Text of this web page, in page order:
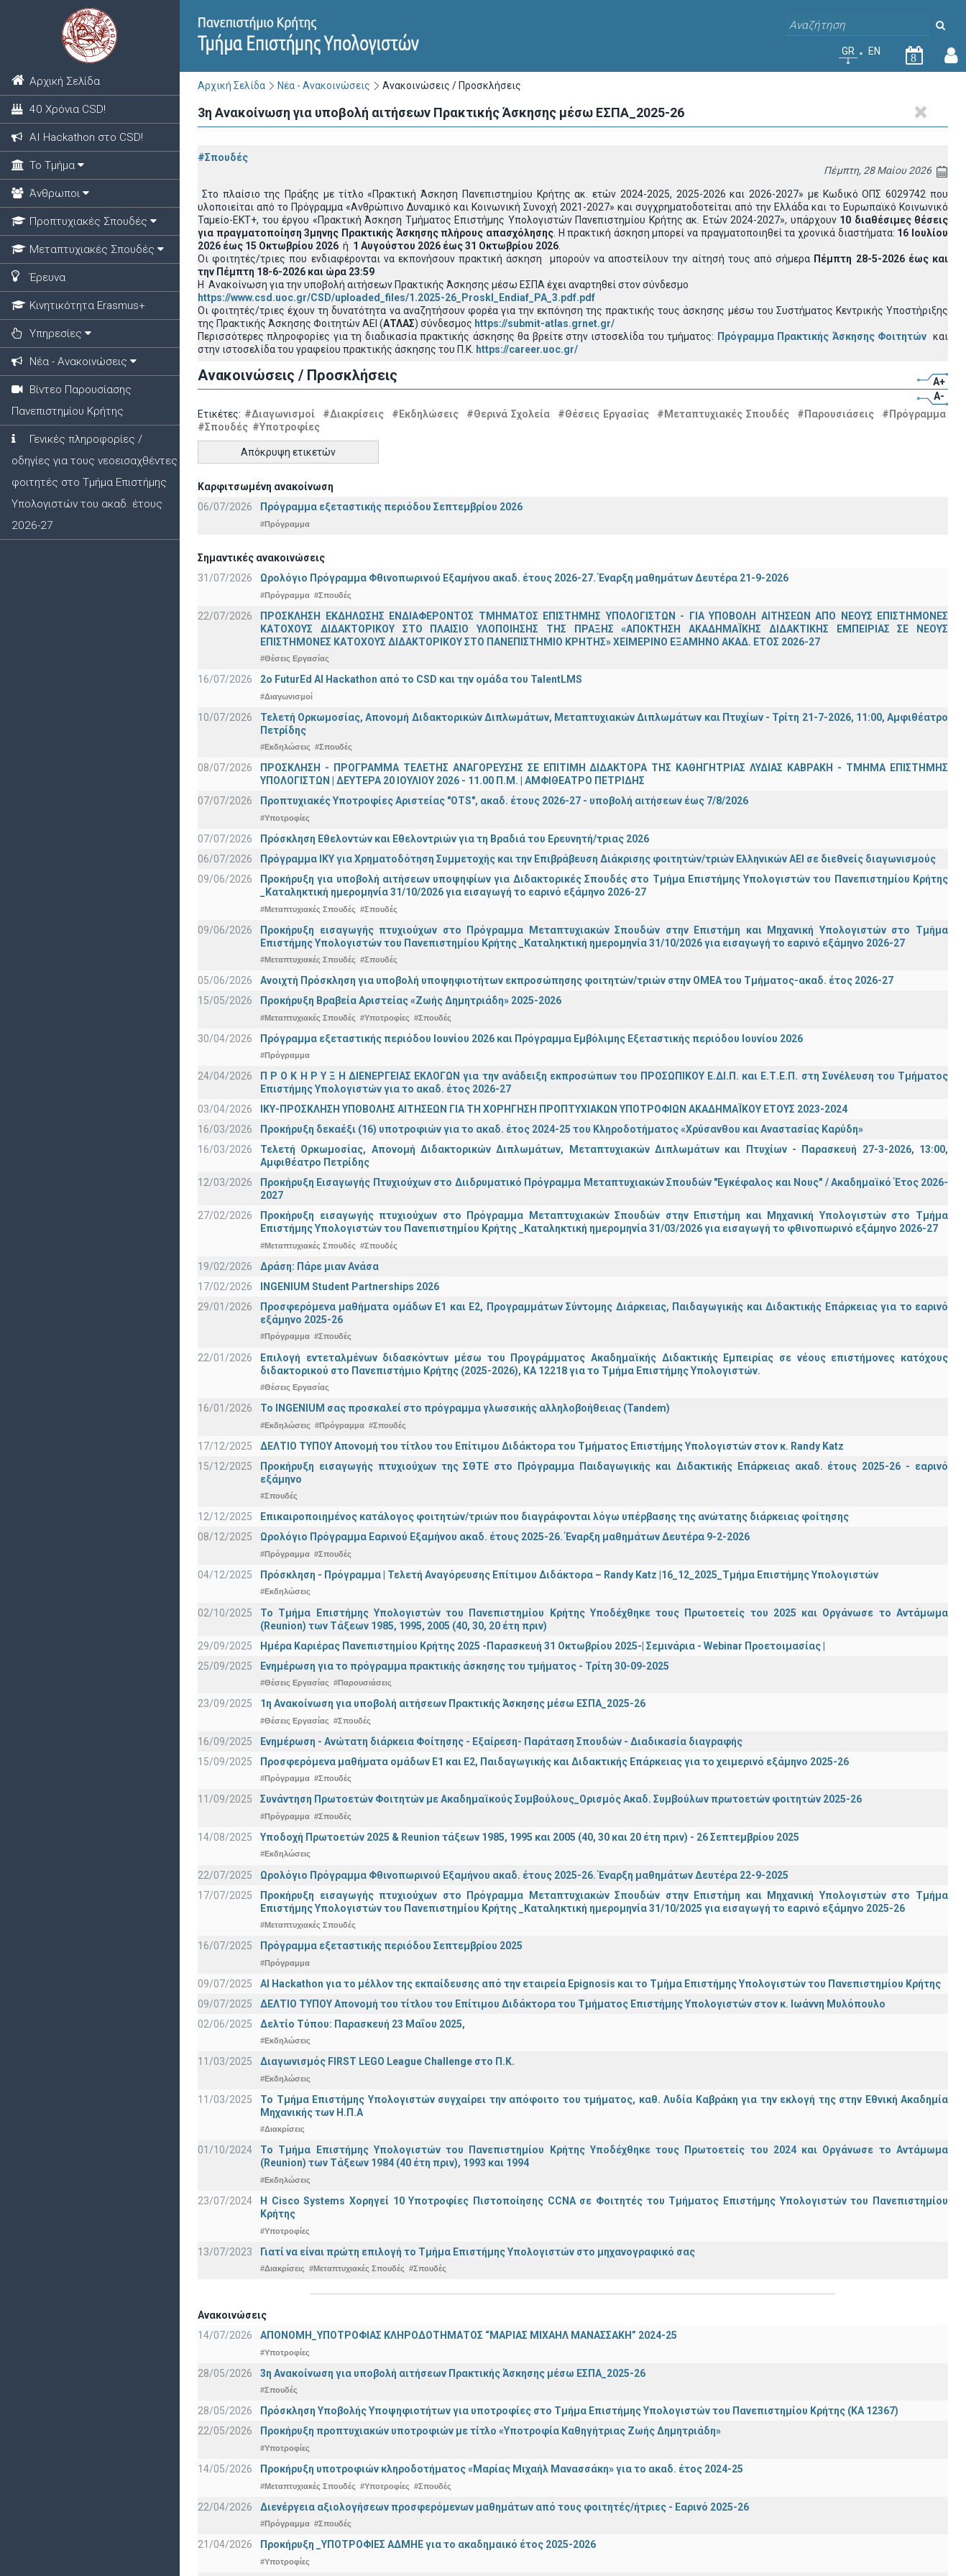
Αρχική Σελίδα
40 Χρόνια CSD!
ΑΙ Hackathon στο CSD!
Το Τμήμα
Άνθρωποι
Προπτυχιακές Σπουδές
Μεταπτυχιακές Σπουδές
Έρευνα
Κινητικότητα Erasmus+
Υπηρεσίες
Νέα - Ανακοινώσεις
Βίντεο Παρουσίασης
Πανεπιστημίου Κρήτης
Γενικές πληροφορίες /
οδηγίες για τους νεοεισαχθέντες
φοιτητές στο Τμήμα Επιστήμης
Υπολογιστών του ακαδ. έτους
2026-27
GR EN
8
Αρχική Σελίδα Νέα - Ανακοινώσεις Ανακοινώσεις / Προσκλήσεις
3η Ανακοίνωση για υποβολή αιτήσεων Πρακτικής Άσκησης μέσω ΕΣΠΑ_2025-26
#Σπουδές
Πέμπτη, 28 Μαίου 2026
Στο πλαίσιο της Πράξης με τίτλο «Πρακτική Άσκηση Πανεπιστημίου Κρήτης ακ. ετών 2024-2025, 2025-2026 και 2026-2027» με Κωδικό ΟΠΣ 6029742 που
υλοποιείται από το Πρόγραμμα «Ανθρώπινο Δυναμικό και Κοινωνική Συνοχή 2021-2027» και συγχρηματοδοτείται από την Ελλάδα και το Ευρωπαϊκό Κοινωνικό
Ταμείο-ΕΚΤ+, του έργου «Πρακτική Άσκηση Τμήματος Επιστήμης Υπολογιστών Πανεπιστημίου Κρήτης ακ. Ετών 2024-2027», υπάρχουν 10 διαθέσιμες θέσεις
για πραγματοποίηση 3μηνης Πρακτικής Άσκησης πλήρους απασχόλησης. Η πρακτική άσκηση μπορεί να πραγματοποιηθεί τα χρονικά διαστήματα: 16 Ιουλίου
2026 έως 15 Οκτωβρίου 2026 ή 1 Αυγούστου 2026 έως 31 Οκτωβρίου 2026
Οι φοιτητές/τριες που ενδιαφέρονται να εκπονήσουν πρακτική άσκηση μπορούν να αποστείλουν την αίτησή τους από σήμερα Πέμπτη 28-5-2026 έως και
την Πέμπτη 18-6-2026 και ώρα 23:59
Η Ανακοίνωση για την υποβολή αιτήσεων Πρακτικής Άσκησης μέσω ΕΣΠΑ έχει αναρτηθεί στον σύνδεσμο
https://www.csd.uoc.gr/CSD/uploaded_files/1.2025-26_Proskl_Endiaf_PA_3.pdf.pdf
Οι φοιτητές/τριες έχουν τη δυνατότητα να αναζητήσουν φορέα για την εκπόνηση της πρακτικής τους άσκησης μέσω του Συστήματος Κεντρικής Υποστήριξης
της Πρακτικής Άσκησης Φοιτητών ΑΕΙ (ΑΤΛΑΣ) σύνδεσμος https://submit-atlas.grnet.gr/
Περισσότερες πληροφορίες για τη διαδικασία πρακτικής άσκησης θα βρείτε στην ιστοσελίδα του τμήματος: Πρόγραμμα Πρακτικής Άσκησης Φοιτητών και
στην ιστοσελίδα του γραφείου πρακτικής άσκησης του Π.Κ. https://career.uoc.gr/
Ανακοινώσεις / Προσκλήσεις
A+
A-
Ετικέτες: #Διαγωνισμοί #Διακρίσεις #Εκδηλώσεις #Θερινά Σχολεία #Θέσεις Εργασίας #Μεταπτυχιακές Σπουδές #Παρουσιάσεις
#Πρόγραμμα
#Σπουδές #Υποτροφίες
Απόκρυψη ετικετών
Καρφιτσωμένη ανακοίνωση
06/07/2026
Πρόγραμμα εξεταστικής περιόδου Σεπτεμβρίου 2026
#Πρόγραμμα
Σημαντικές ανακοινώσεις
31/07/2026
Ωρολόγιο Πρόγραμμα Φθινοπωρινού Εξαμήνου ακαδ. έτους 2026-27. Έναρξη μαθημάτων Δευτέρα 21-9-2026
#Πρόγραμμα #Σπουδές
22/07/2026
ΠΡΟΣΚΛΗΣΗ ΕΚΔΗΛΩΣΗΣ ΕΝΔΙΑΦΕΡΟΝΤΟΣ ΤΜΗΜΑΤΟΣ ΕΠΙΣΤΗΜΗΣ ΥΠΟΛΟΓΙΣΤΩΝ - ΓΙΑ ΥΠΟΒΟΛΗ ΑΙΤΗΣΕΩΝ ΑΠΟ ΝΕΟΥΣ ΕΠΙΣΤΗΜΟΝΕΣ
ΚΑΤΟΧΟΥΣ ΔΙΔΑΚΤΟΡΙΚΟΥ ΣΤΟ ΠΛΑΙΣΙΟ ΥΛΟΠΟΙΗΣΗΣ ΤΗΣ ΠΡΑΞΗΣ «ΑΠΟΚΤΗΣΗ ΑΚΑΔΗΜΑΪΚΗΣ ΔΙΔΑΚΤΙΚΗΣ ΕΜΠΕΙΡΙΑΣ ΣΕ ΝΕΟΥΣ
ΕΠΙΣΤΗΜΟΝΕΣ ΚΑΤΟΧΟΥΣ ΔΙΔΑΚΤΟΡΙΚΟΥ ΣΤΟ ΠΑΝΕΠΙΣΤΗΜΙΟ ΚΡΗΤΗΣ» ΧΕΙΜΕΡΙΝΟ ΕΞΑΜΗΝΟ ΑΚΑΔ. ΕΤΟΣ 2026-27
#Θέσεις Εργασίας
16/07/2026 2o FuturEd AI Hackathon από το CSD και την ομάδα του TalentLMS
#Διαγωνισμοί
10/07/2026
Τελετή Ορκωμοσίας, Απονομή Διδακτορικών Διπλωμάτων, Μεταπτυχιακών Διπλωμάτων και Πτυχίων - Τρίτη 21-7-2026, 11:00, Αμφιθέατρο
Πετρίδης
#Εκδηλώσεις #Σπουδές
08/07/2026
ΠΡΟΣΚΛΗΣΗ - ΠΡΟΓΡΑΜΜΑ ΤΕΛΕΤΗΣ ΑΝΑΓΟΡΕΥΣΗΣ ΣΕ ΕΠΙΤΙΜΗ ΔΙΔΑΚΤΟΡΑ ΤΗΣ ΚΑΘΗΓΗΤΡΙΑΣ ΛΥΔΙΑΣ ΚΑΒΡΑΚΗ - ΤΜΗΜΑ ΕΠΙΣΤΗΜΗΣ
ΥΠΟΛΟΓΙΣΤΩΝ | ΔΕΥΤΕΡΑ 20 ΙΟΥΛΙΟΥ 2026 - 11.00 Π.Μ. | ΑΜΦΙΘΕΑΤΡΟ ΠΕΤΡΙΔΗΣ
07/07/2026
Προπτυχιακές Υποτροφίες Αριστείας "OTS", ακαδ. έτους 2026-27 - υποβολή αιτήσεων έως 7/8/2026
#Υποτροφίες
07/07/2026
Πρόσκληση Εθελοντών και Εθελοντριών για τη Βραδιά του Ερευνητή/τριας 2026
06/07/2026
Πρόγραμμα ΙΚΥ για Χρηματοδότηση Συμμετοχής και την Επιβράβευση Διάκρισης φοιτητών/τριών Ελληνικών ΑΕΙ σε διεθνείς διαγωνισμούς
09/06/2026
Προκήρυξη για υποβολή αιτήσεων υποψηφίων για Διδακτορικές Σπουδές στο Τμήμα Eπιστήμης Υπολογιστών του Πανεπιστημίου Κρήτης
_Καταληκτική ημερομηνία 31/10/2026 για εισαγωγή το εαρινό εξάμηνο 2026-27
#Μεταπτυχιακές Σπουδές #Σπουδές
09/06/2026
Προκήρυξη εισαγωγής πτυχιούχων στo Πρόγραμμα Μεταπτυχιακών Σπουδών στην Επιστήμη και Μηχανική Υπολογιστών στο Τμήμα
Eπιστήμης Υπολογιστών του Πανεπιστημίου Κρήτης _Καταληκτική ημερομηνία 31/10/2026 για εισαγωγή το εαρινό εξάμηνο 2026-27
#Μεταπτυχιακές Σπουδές #Σπουδές
05/06/2026
Ανοιχτή Πρόσκληση για υποβολή υποψηφιοτήτων εκπροσώπησης φοιτητών/τριών στην ΟΜΕΑ του Τμήματος-ακαδ. έτος 2026-27
15/05/2026
Προκήρυξη Βραβεία Αριστείας «Ζωής Δημητριάδη» 2025-2026
#Μεταπτυχιακές Σπουδές #Υποτροφίες #Σπουδές
30/04/2026 Πρόγραμμα εξεταστικής περιόδου Ιουνίου 2026 και Πρόγραμμα Εμβόλιμης Εξεταστικής περιόδου Ιουνίου 2026
#Πρόγραμμα
24/04/2026
Π Ρ Ο Κ Η Ρ Υ Ξ Η ΔΙΕΝΕΡΓΕΙΑΣ ΕΚΛΟΓΩΝ για την ανάδειξη εκπροσώπων του ΠΡΟΣΩΠΙΚΟΥ Ε.ΔΙ.Π. και Ε.Τ.Ε.Π. στη Συνέλευση του Τμήματος
Επιστήμης Υπολογιστών για το ακαδ. έτος 2026-27
03/04/2026
ΙΚΥ-ΠΡΟΣΚΛΗΣΗ ΥΠΟΒΟΛΗΣ ΑΙΤΗΣΕΩΝ ΓΙΑ ΤΗ ΧΟΡΗΓΗΣΗ ΠΡΟΠΤΥΧΙΑΚΩΝ ΥΠΟΤΡΟΦΙΩΝ ΑΚΑΔΗΜΑΪΚΟΥ ΕΤΟΥΣ 2023-2024
16/03/2026
Προκήρυξη δεκαέξι (16) υποτροφιών για το ακαδ. έτος 2024-25 του Κληροδοτήματος «Χρύσανθου και Αναστασίας Καρύδη»
16/03/2026
Τελετή Ορκωμοσίας, Απονομή Διδακτορικών Διπλωμάτων, Μεταπτυχιακών Διπλωμάτων και Πτυχίων - Παρασκευή 27-3-2026, 13:00,
Αμφιθέατρο Πετρίδης
12/03/2026
Προκήρυξη Εισαγωγής Πτυχιούχων στο Διιδρυματικό Πρόγραμμα Μεταπτυχιακών Σπουδών "Εγκέφαλος και Νους" / Ακαδημαϊκό Έτος 2026-
2027
27/02/2026
Προκήρυξη εισαγωγής πτυχιούχων στo Πρόγραμμα Μεταπτυχιακών Σπουδών στην Επιστήμη και Μηχανική Υπολογιστών στο Τμήμα
Eπιστήμης Υπολογιστών του Πανεπιστημίου Κρήτης _Καταληκτική ημερομηνία 31/03/2026 για εισαγωγή το φθινοπωρινό εξάμηνο 2026-27
#Μεταπτυχιακές Σπουδές #Σπουδές
19/02/2026
Δράση: Πάρε μιαν Ανάσα
17/02/2026
INGENIUM Student Partnerships 2026
29/01/2026
Προσφερόμενα μαθήματα ομάδων Ε1 και Ε2, Προγραμμάτων Σύντομης Διάρκειας, Παιδαγωγικής και Διδακτικής Επάρκειας για το εαρινό
εξάμηνο 2025-26
#Πρόγραμμα #Σπουδές
22/01/2026
Επιλογή εντεταλμένων διδασκόντων μέσω του Προγράμματος Ακαδημαϊκής Διδακτικής Εμπειρίας σε νέους επιστήμονες κατόχους
διδακτορικού στο Πανεπιστήμιο Κρήτης (2025-2026), ΚΑ 12218 για το Τμήμα Επιστήμης Υπολογιστών.
#Θέσεις Εργασίας
16/01/2026 Το INGENIUM σας προσκαλεί στο πρόγραμμα γλωσσικής αλληλοβοήθειας (Tandem)
#Εκδηλώσεις #Πρόγραμμα #Σπουδές
17/12/2025
ΔΕΛΤΙΟ ΤΥΠΟΥ Απονομή του τίτλου του Επίτιμου Διδάκτορα του Τμήματος Επιστήμης Υπολογιστών στον κ. Randy Katz
15/12/2025
Προκήρυξη εισαγωγής πτυχιούχων της ΣΘΤΕ στο Πρόγραμμα Παιδαγωγικής και Διδακτικής Επάρκειας ακαδ. έτους 2025-26 - εαρινό
εξάμηνο
#Σπουδές
12/12/2025
Επικαιροποιημένος κατάλογος φοιτητών/τριών που διαγράφονται λόγω υπέρβασης της ανώτατης διάρκειας φοίτησης
08/12/2025
Ωρολόγιο Πρόγραμμα Εαρινού Εξαμήνου ακαδ. έτους 2025-26. Έναρξη μαθημάτων Δευτέρα 9-2-2026
#Πρόγραμμα #Σπουδές
04/12/2025 Πρόσκληση - Πρόγραμμα | Τελετή Αναγόρευσης Επίτιμου Διδάκτορα – Randy Katz |16_12_2025_Τμήμα Επιστήμης Υπολογιστών
#Εκδηλώσεις
02/10/2025
Το Τμήμα Επιστήμης Υπολογιστών του Πανεπιστημίου Κρήτης Υποδέχθηκε τους Πρωτοετείς του 2025 και Οργάνωσε το Αντάμωμα
(Reunion) των Τάξεων 1985, 1995, 2005 (40, 30, 20 έτη πριν)
29/09/2025
Ημέρα Καριέρας Πανεπιστημίου Κρήτης 2025 -Παρασκευή 31 Οκτωβρίου 2025-| Σεμινάρια - Webinar Προετοιμασίας |
25/09/2025
Ενημέρωση για το πρόγραμμα πρακτικής άσκησης του τμήματος - Τρίτη 30-09-2025
#Θέσεις Εργασίας #Παρουσιάσεις
23/09/2025 1η Ανακοίνωση για υποβολή αιτήσεων Πρακτικής Άσκησης μέσω ΕΣΠΑ_2025-26
#Θέσεις Εργασίας #Σπουδές
16/09/2025
Ενημέρωση - Ανώτατη διάρκεια Φοίτησης - Εξαίρεση- Παράταση Σπουδών - Διαδικασία διαγραφής
15/09/2025
Προσφερόμενα μαθήματα ομάδων Ε1 και Ε2, Παιδαγωγικής και Διδακτικής Επάρκειας για το χειμερινό εξάμηνο 2025-26
#Πρόγραμμα #Σπουδές
11/09/2025 Συνάντηση Πρωτοετών Φοιτητών με Ακαδημαϊκούς Συμβούλους_Ορισμός Ακαδ. Συμβούλων πρωτοετών φοιτητών 2025-26
#Πρόγραμμα #Σπουδές
14/08/2025 Υποδοχή Πρωτοετών 2025 & Reunion τάξεων 1985, 1995 και 2005 (40, 30 και 20 έτη πριν) - 26 Σεπτεμβρίου 2025
#Εκδηλώσεις
22/07/2025
Ωρολόγιο Πρόγραμμα Φθινοπωρινού Εξαμήνου ακαδ. έτους 2025-26. Έναρξη μαθημάτων Δευτέρα 22-9-2025
17/07/2025
Προκήρυξη εισαγωγής πτυχιούχων στo Πρόγραμμα Μεταπτυχιακών Σπουδών στην Επιστήμη και Μηχανική Υπολογιστών στο Τμήμα
Eπιστήμης Υπολογιστών του Πανεπιστημίου Κρήτης _Καταληκτική ημερομηνία 31/10/2025 για εισαγωγή το εαρινό εξάμηνο 2025-26
#Μεταπτυχιακές Σπουδές
16/07/2025 Πρόγραμμα εξεταστικής περιόδου Σεπτεμβρίου 2025
#Πρόγραμμα
09/07/2025
AI Hackathon για το μέλλον της εκπαίδευσης από την εταιρεία Epignosis και το Τμήμα Επιστήμης Υπολογιστών του Πανεπιστημίου Κρήτης
09/07/2025
ΔΕΛΤΙΟ ΤΥΠΟΥ Απονομή του τίτλου του Επίτιμου Διδάκτορα του Τμήματος Επιστήμης Υπολογιστών στον κ. Ιωάννη Μυλόπουλο
02/06/2025
Δελτίο Τύπου: Παρασκευή 23 Μαΐου 2025,
#Εκδηλώσεις
11/03/2025 Διαγωνισμός FIRST LEGO League Challenge στο Π.Κ.
#Εκδηλώσεις
11/03/2025
Το Τμήμα Επιστήμης Υπολογιστών συγχαίρει την απόφοιτο του τμήματος, καθ. Λυδία Καβράκη για την εκλογή της στην Εθνική Ακαδημία
Μηχανικής των Η.Π.Α
#Διακρίσεις
01/10/2024
Το Τμήμα Επιστήμης Υπολογιστών του Πανεπιστημίου Κρήτης Υποδέχθηκε τους Πρωτοετείς του 2024 και Οργάνωσε το Αντάμωμα
(Reunion) των Τάξεων 1984 (40 έτη πριν), 1993 και 1994
#Εκδηλώσεις
23/07/2024
Η Cisco Systems Χορηγεί 10 Υποτροφίες Πιστοποίησης CCNA σε Φοιτητές του Τμήματος Επιστήμης Υπολογιστών του Πανεπιστημίου
Κρήτης
#Υποτροφίες
13/07/2023 Γιατί να είναι πρώτη επιλογή το Τμήμα Επιστήμης Υπολογιστών στο μηχανογραφικό σας
#Διακρίσεις #Μεταπτυχιακές Σπουδές #Σπουδές
Ανακοινώσεις
14/07/2026
ΑΠΟΝΟΜΗ_ΥΠΟΤΡΟΦΙΑΣ ΚΛΗΡΟΔΟΤΗΜΑΤΟΣ “ΜΑΡΙΑΣ ΜΙΧΑΗΛ ΜΑΝΑΣΣΑΚΗ” 2024-25
#Υποτροφίες
28/05/2026 3η Ανακοίνωση για υποβολή αιτήσεων Πρακτικής Άσκησης μέσω ΕΣΠΑ_2025-26
#Σπουδές
28/05/2026
Πρόσκληση Υποβολής Υποψηφιοτήτων για υποτροφίες στο Τμήμα Επιστήμης Υπολογιστών του Πανεπιστημίου Κρήτης (ΚΑ 12367)
22/05/2026
Προκήρυξη προπτυχιακών υποτροφιών με τίτλο «Υποτροφία Καθηγήτριας Ζωής Δημητριάδη»
#Υποτροφίες
14/05/2026 Προκήρυξη υποτροφιών κληροδοτήματος «Μαρίας Μιχαήλ Μανασσάκη» για το ακαδ. έτος 2024-25
#Μεταπτυχιακές Σπουδές #Υποτροφίες #Σπουδές
22/04/2026 Διενέργεια αξιολογήσεων προσφερόμενων μαθημάτων από τους φοιτητές/ήτριες - Εαρινό 2025-26
#Πρόγραμμα #Σπουδές
21/04/2026 Προκήρυξη _ΥΠΟΤΡΟΦΙΕΣ ΑΔΜΗΕ για το ακαδημαικό έτος 2025-2026
#Υποτροφίες